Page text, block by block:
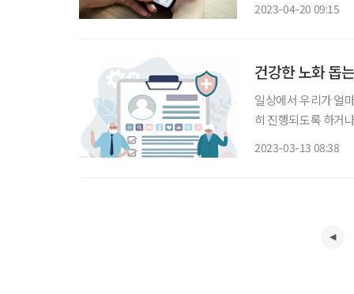
2023-04-20 09:15
건강한 노화 돕
일상에서 우리가 얼
히 진행되도록 하거
2023-03-13 08:38